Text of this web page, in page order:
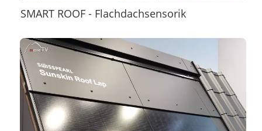
SMART ROOF - Flachdachsensorik